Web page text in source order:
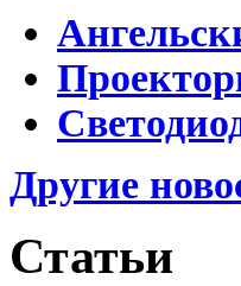
Другие
Статьи